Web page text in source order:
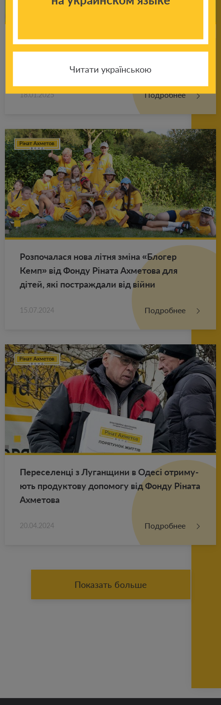
Со­ве­ты пси­хо­ло­га ро­ди­те­лям: что де­лать,
если ре­бе­нок по­сто­ян­но что-то гры­зет,
тянет руки в рот?
18.01.2025 Подробнее
Роз­по­ча­ла­ся нова літня зміна «Бло­гер
Кемп» від Фонду Ріната Ах­ме­то­ва для
дітей, які по­ст­раж­да­ли від війни
15.07.2024 Подробнее
Пе­ре­се­ленці з Лу­ган­щи­ни в Одесі от­ри­му­
ють про­дук­то­ву до­по­мо­гу від Фонду Ріната
Ах­ме­то­ва
20.04.2024 Подробнее
Показать больше
Читати українською